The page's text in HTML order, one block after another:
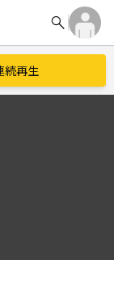
search
続再生